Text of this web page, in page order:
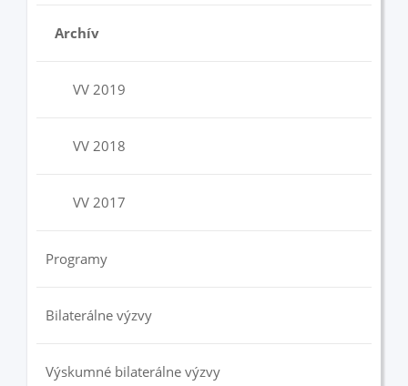
Archív
VV 2019
VV 2018
VV 2017
Programy
Bilaterálne výzvy
Výskumné bilaterálne výzvy